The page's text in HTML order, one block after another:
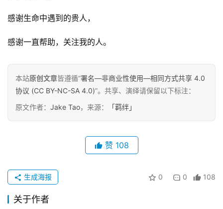
行
动
碎
碎
具
关
注册
感谢生命中遇到的贵人，
感谢一直帮助，关注我的人。
本站原创文章皆遵循“署名—非商业性使用—相同方式共享 4.0
协议 (CC BY-NC-SA 4.0)”。共享、演绎请保留以下标注：
原文作者： Jake Tao，来源： 「羁绊」
赞 108
0 0 108
生成海报
关于作者